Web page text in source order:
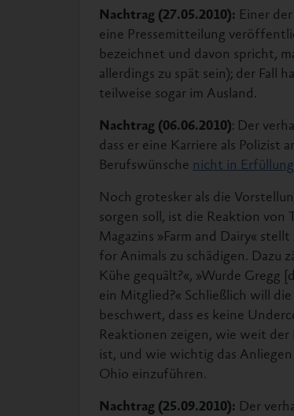
Nachtrag (27.05.2010): Einer
eine Pressemitteilung
bezeichnet und davon spricht,
allerdings zu spät sein); der Fall
teilweise sogar im Ausland.
Nachtrag (06.06.2010): Der
dass er eine Karriere als Polizist
Berufswünsche nicht in Erfüllung
Noch grotesker als die
sorgen soll, ist die Reaktion von
Magazins »Farm and Dairy«
for Animals zu schädigen. Dazu
Kühe gequält?«, »Wurde Gregg
ein Mitglied?« Schließlich will
beschwert, dass es keine
Reaktionen zeigen, wie weit
ist, und wie wichtig das
Ohio einzuführen.
Nachtrag (25.09.2010): Der